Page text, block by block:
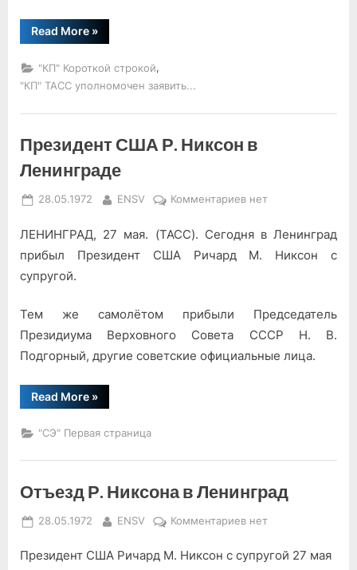
Read More“Президент
США
Никсон
в
Киеве”
»
"КП" Короткой строкой,
"КП" ТАСС уполномочен заявить...
Президент США Р. Никсон в
Ленинграде
Posted
28.05.1972 By
ENSV Комментариевк
Президент
США
Ленинграде
нет
ЛЕНИНГРАД, 27 мая. (ТАСС). Сегодня в Ленинград
прибыл Президент США Ричард М. Никсон с
супругой.
Тем же самолётом прибыли Председатель
Президиума Верховного Совета СССР Н. В.
Подгорный, другие советские официальные лица.
Read More“Президент
США
Никсон
в
»
"СЭ" Первая страница
Отъезд Р. Никсона в Ленинград
Posted
28.05.1972 By
ENSV Комментариевк
Отъезд
нет
Президент США Ричард М. Никсон с супругой 27 мая